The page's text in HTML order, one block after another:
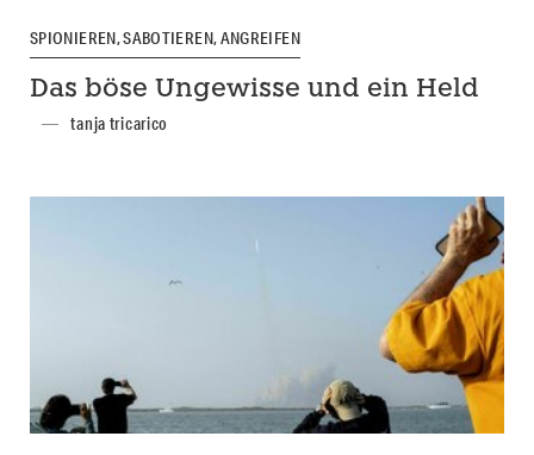
SPIONIEREN, SABOTIEREN, ANGREIFEN
Das böse Ungewisse und ein Held
tanja tricarico